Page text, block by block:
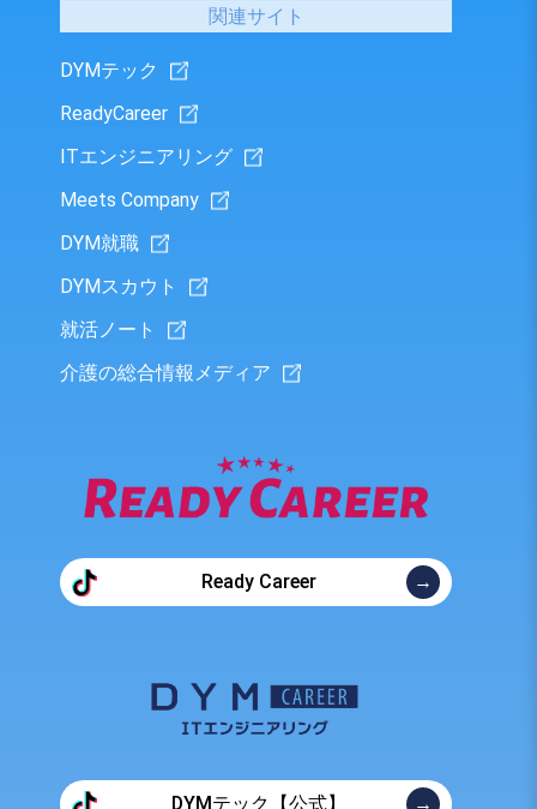
関連サイト
DYMテック
ReadyCareer
ITエンジニアリング
Meets Company
DYM就職
DYMスカウト
就活ノート
介護の総合情報メディア
Ready Career
DYMテック【公式】